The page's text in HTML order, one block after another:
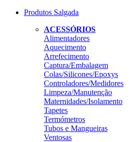
Produtos Salgada
ACESSÓRIOS
Alimentadores
Aquecimento
Arrefecimento
Captura/Embalagem
Colas/Silicones/Epoxys
Controladores/Medidores
Limpeza/Manutenção
Maternidades/Isolamento
Tapetes
Termómetros
Tubos e Mangueiras
Ventosas